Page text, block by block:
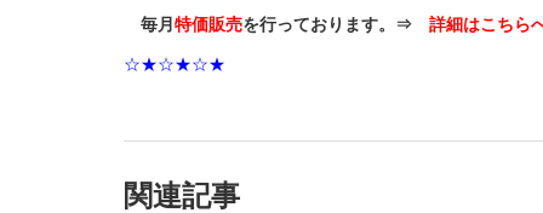
毎月 特価販売を行っております。⇒ 詳細はこちら
☆★☆★☆★
関連記事